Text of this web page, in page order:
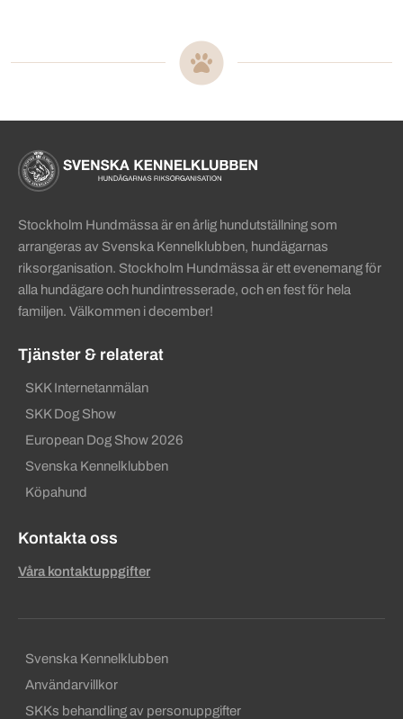
Sidinformation och
Köpa hund startsida
Stockholm Hundmässa är en årlig hundutställning som
arrangeras av Svenska Kennelklubben, hundägarnas
riksorganisation. Stockholm Hundmässa är ett evenemang för
alla hundägare och hundintresserade, och en fest för hela
familjen. Välkommen i december!
Tjänster & relaterat
SKK Internetanmälan
SKK Dog Show
European Dog Show 2026
Svenska Kennelklubben
Köpahund
Kontakta oss
Våra kontaktuppgifter
Sekundära sidfotslänkar
Svenska Kennelklubben
Användarvillkor
SKKs behandling av personuppgifter